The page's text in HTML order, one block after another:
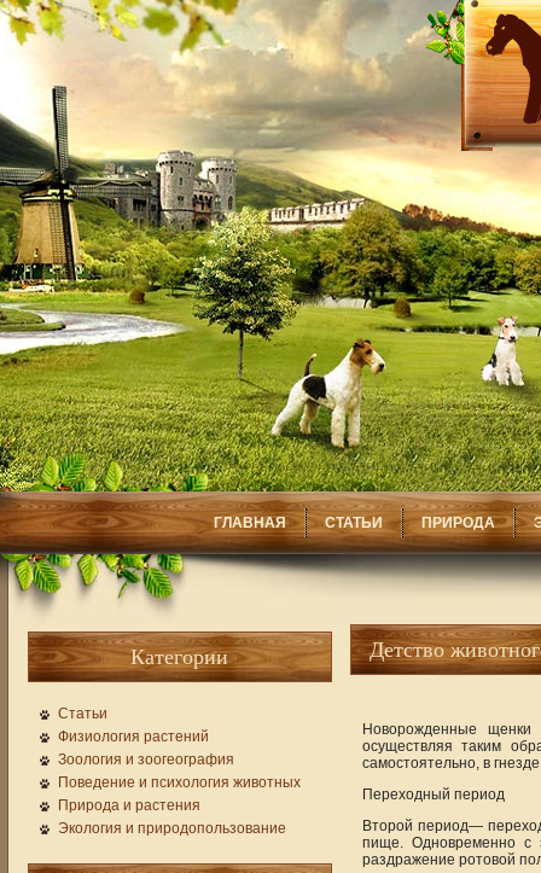
ГЛАВНАЯ СТАТЬИ ПРИРОДА
Категории
Статьи
Физиология растений
Зоология и зоогеография
Поведение и психология животных
Природа и растения
Экология и природопользование
Детство
Новорожденные щенки
осуществляя таким
самостоятельно, в
Переходный период
Второй период—
пище. Одновременно с
раздражение ротовой